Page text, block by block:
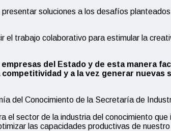
soluciones a los desafíos
trabajo colaborativo para estimular la
del Estado y de esta manera
y a la vez generar nuevas
del Conocimiento de la Secretaría de
sector de la industria del conocimiento
las capacidades productivas de